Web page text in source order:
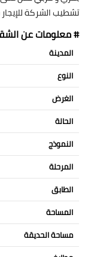
تشطيب الشركة للإيجار قانون
# معلومات عن
المدينة
النوع
الغرض
الحالة
النموذج
المرحلة
الطابق
المساحة
مساحة الحديقة